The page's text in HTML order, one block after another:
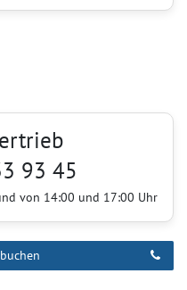
93 45
von 14:00 und 17:00 Uhr